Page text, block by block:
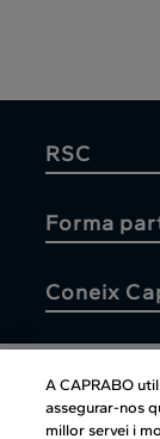
RSC
Forma
Coneix
A CAPRABO
assegurar-nos
millor servei i